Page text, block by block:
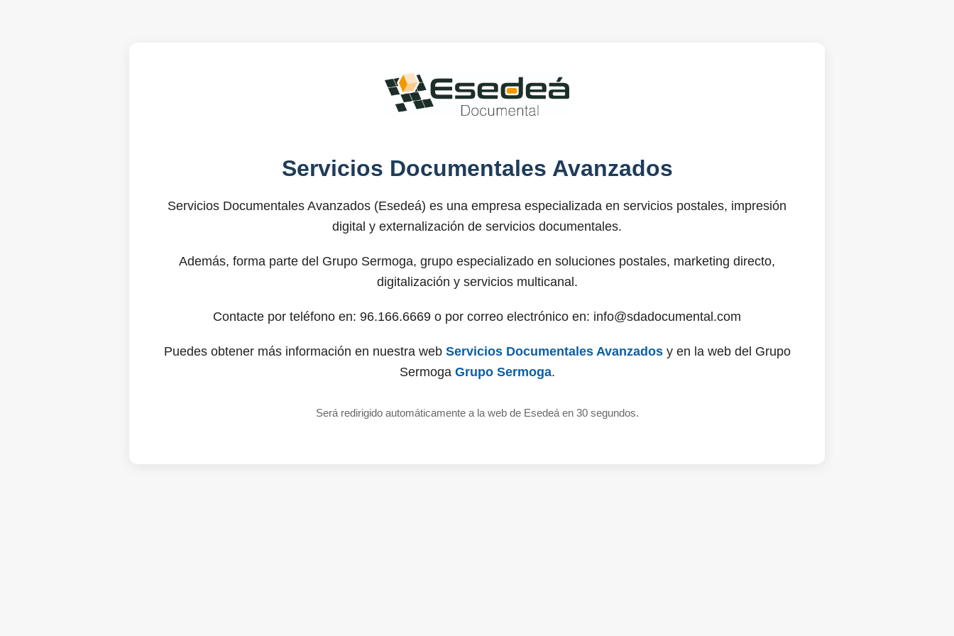
Servicios Documentales Avanzados
Servicios Documentales Avanzados (Esedeá) es una empresa especializada en servicios postales, impresión
digital y externalización de servicios documentales.
Además, forma parte del Grupo Sermoga, grupo especializado en soluciones postales, marketing directo,
digitalización y servicios multicanal.
Contacte por teléfono en: 96.166.6669 o por correo electrónico en: info@sdadocumental.com
Puedes obtener más información en nuestra web Servicios Documentales Avanzadosy en la web del Grupo
Sermoga Grupo Sermoga.
Será redirigido automáticamente a la web de Esedeá en 30 segundos.